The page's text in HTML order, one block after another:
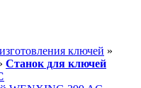
ключей »
Станок для ключей